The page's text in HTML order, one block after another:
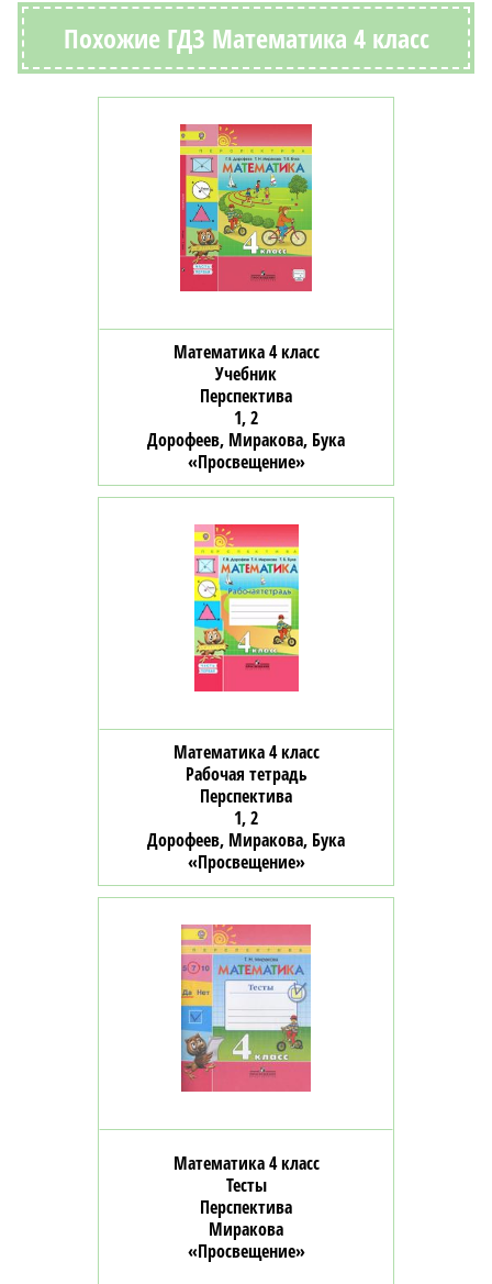
Похожие ГДЗ Математика 4 класс
Математика 4 класс
Учебник
Перспектива
1, 2
Дорофеев, Миракова, Бука
«Просвещение»
Математика 4 класс
Рабочая тетрадь
Перспектива
1, 2
Дорофеев, Миракова, Бука
«Просвещение»
Математика 4 класс
Тесты
Перспектива
Миракова
«Просвещение»